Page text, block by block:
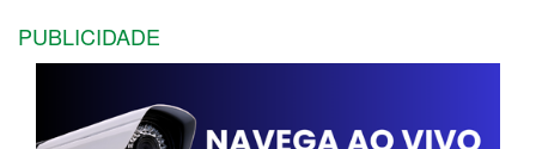
PUBLICIDADE